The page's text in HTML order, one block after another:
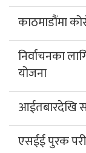
काठमाडौंमा
निर्वाचनका
योजना
आईतबारदेखि
एसईई पुरक